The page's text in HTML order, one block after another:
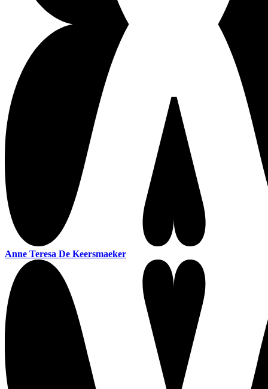
Anne Teresa De Keersmaeker